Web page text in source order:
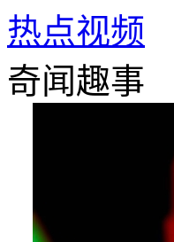
热点视频
奇闻趣事